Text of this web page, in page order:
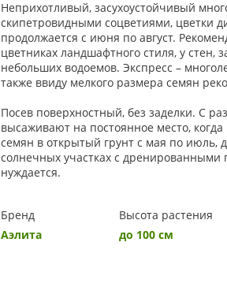
Неприхотливый, засухоустойчивый
скипетровидными соцветиями, цветки
продолжается с июня по август.
цветниках ландшафтного стиля, у стен,
небольших водоемов. Экспресс –
также ввиду мелкого размера семян
Посев поверхностный, без заделки. С
высаживают на постоянное место,
семян в открытый грунт с мая по июль,
солнечных участках с
нуждается.
Бренд
Аэлита
Высота растения
до 100 см